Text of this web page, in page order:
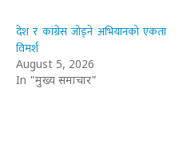
देश र कांग्रेस जोड्ने अभियानको एकता
विमर्श
August 5, 2026
In "मुख्य समाचार"